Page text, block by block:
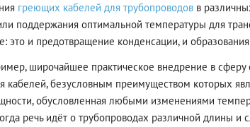
греющих кабелей для трубопроводовв
поддержания оптимальной температуры для
это и предотвращение конденсации, и
широчайшее практическое внедрение в сферу
безусловным преимуществом которых
обусловленная любыми изменениями
речь идёт о трубопроводах различной длины и